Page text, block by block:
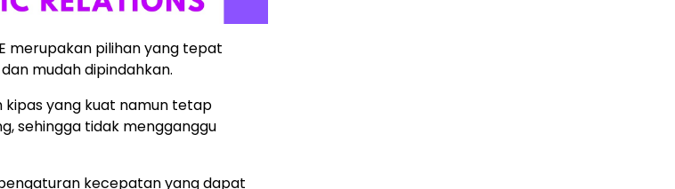
merupakan pilihan yang tepat
mudah dipindahkan.
kipas yang kuat namun tetap
sehingga tidak mengganggu
kecepatan yang dapat